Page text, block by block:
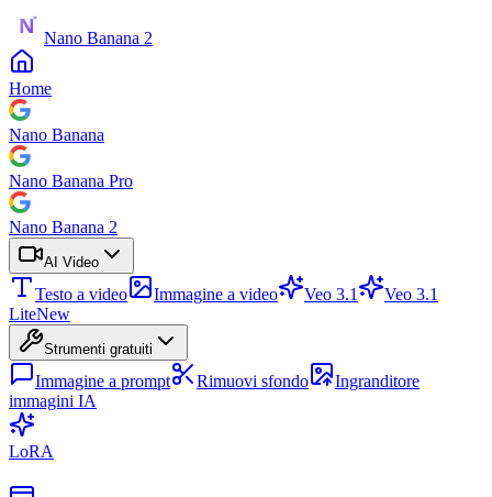
Nano Banana 2
Home
Nano Banana
Nano Banana Pro
Nano Banana 2
AI Video
Testo a video Immagine a video Veo 3.1
Veo 3.1
LiteNew
Strumenti gratuiti
Immagine a prompt Rimuovi sfondo
Ingranditore
immagini IA
LoRA